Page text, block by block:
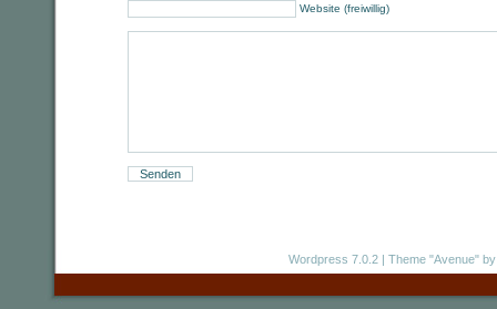
Website (freiwillig)
Wordpress 7.0.2 | Theme "Avenue"